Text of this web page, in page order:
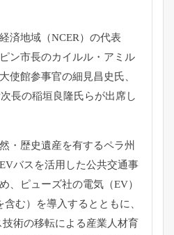
済地域（NCER）の代表
ン市長のカイルル・アミル
使館参事官の細見昌史氏、
長の稲垣良隆氏らが出席し
・歴史遺産を有するペラ州
バスを活用した公共交通事
、ピューズ社の電気（EV）
む）を導入するとともに、
術の移転による産業人材育